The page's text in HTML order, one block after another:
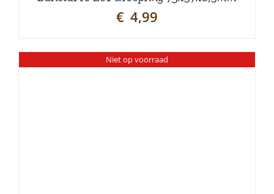
€ 4,99
Niet op voorraad